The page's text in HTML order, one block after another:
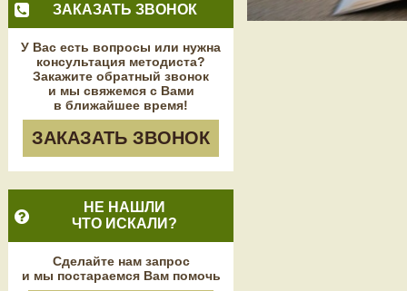
ЗАКАЗАТЬ ЗВОНОК
У Вас есть вопросы или нужна
консультация методиста?
Закажите обратный звонок
и мы свяжемся с Вами
в ближайшее время!
ЗАКАЗАТЬ ЗВОНОК
НЕ НАШЛИ
ЧТО ИСКАЛИ?
Сделайте нам запрос
и мы постараемся Вам помочь